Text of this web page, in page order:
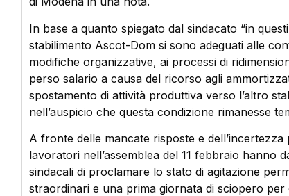
In base a quanto spiegato dal sindacato “in
stabilimento Ascot-Dom si sono adeguati alle
modifiche organizzative, ai processi di
perso salario a causa del ricorso agli
spostamento di attività produttiva verso l’altro
nell’auspicio che questa condizione rimanesse
A fronte delle mancate risposte e
lavoratori nell’assemblea del 11 febbraio hanno
sindacali di proclamare lo stato di agitazione
straordinari e una prima giornata di sciopero per